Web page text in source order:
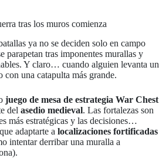
tras los muros comienza
ya no se deciden solo en campo
parapetan tras imponentes murallas y
Y claro… cuando alguien levanta un
con una catapulta más grande.
juego de mesa de estrategia War Chest
del asedio medieval. Las fortalezas son
más estratégicas y las decisiones…
adaptarte a localizaciones fortificadas
intentar derribar una muralla a